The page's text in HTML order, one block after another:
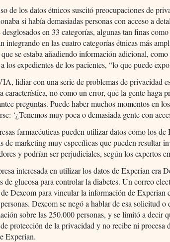
de los datos étnicos suscitó preocupaciones de
si había demasiadas personas con acceso a
en 33 categorías, algunas tan finas
integrando en las cuatro categorías étnicas más
que se estaba añadiendo información adicional,
los expedientes de los pacientes, “lo que puede
lidiar con una serie de problemas de privacidad
característica, no como un error, que la gente haga
preguntas. Puede haber muchos momentos en
‘¿Tenemos muy poca o demasiada gente con
farmacéuticas pueden utilizar datos como los
de marketing muy específicas que pueden resultar
y podrían ser perjudiciales, según los expertos
interesada en utilizar los datos de Experian era
de glucosa para controlar la diabetes. Un correo
Dexcom para vincular la información de Experian
Dexcom se negó a hablar de esa solicitud
sobre las 250.000 personas, y se limitó a decir
protección de la privacidad y no recibe ni procesa
Experian.